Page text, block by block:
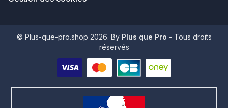
© Plus-que-pro.shop 2026. By Plus que Pro - Tous droits
réservés